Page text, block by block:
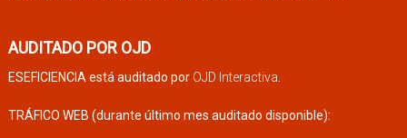
AUDITADO POR OJD
ESEFICIENCIA está auditado por OJD Interactiva
TRÁFICO WEB (durante último mes auditado disponible):